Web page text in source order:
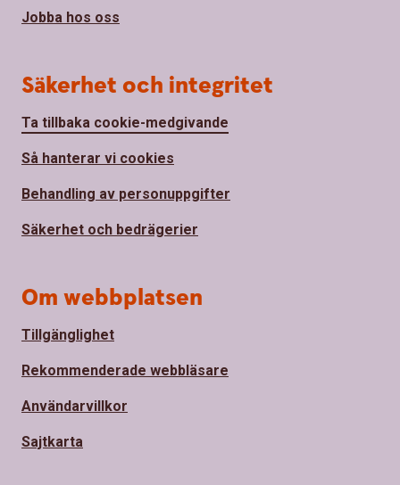
Jobba hos oss
Säkerhet och integritet
Ta tillbaka cookie-medgivande
Så hanterar vi cookies
Behandling av personuppgifter
Säkerhet och bedrägerier
Om webbplatsen
Tillgänglighet
Rekommenderade webbläsare
Användarvillkor
Sajtkarta